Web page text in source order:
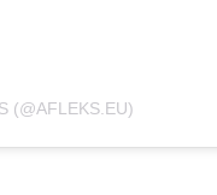
(@AFLEKS.EU)